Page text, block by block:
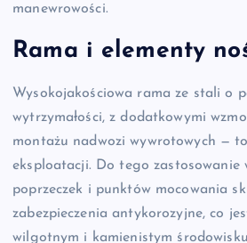
manewrowości.
Rama i elementy
Wysokojakościowa rama ze stali o
wytrzymałości, z dodatkowymi
montażu nadwozi wywrotowych —
eksploatacji. Do tego zastosowanie
poprzeczek i punktów mocowania
zabezpieczenia antykorozyjne, co
wilgotnym i kamienistym